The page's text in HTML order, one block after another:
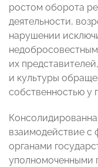
ростом оборота
деятельности,
нарушении
их
и культуры
собственностью у
взаимодействие с
органами
уполномоченными